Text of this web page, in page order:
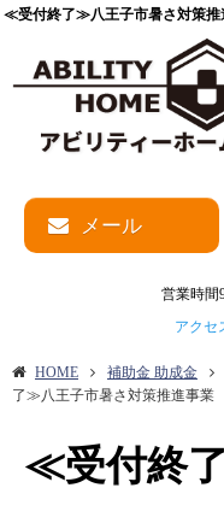
≪受付終了≫八王子市暑さ対策推
メール
営業時間
アクセ
HOME 補助金 助成金
了≫八王子市暑さ対策推進事業
≪受付終